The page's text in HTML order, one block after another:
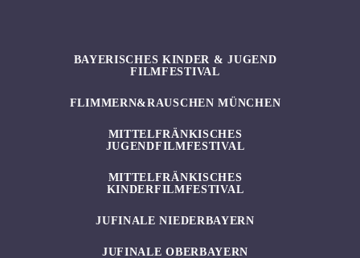
BAYERISCHES KINDER & JUGEND
FILMFESTIVAL
FLIMMERN&RAUSCHEN MÜNCHEN
MITTELFRÄNKISCHES
JUGENDFILMFESTIVAL
MITTELFRÄNKISCHES
KINDERFILMFESTIVAL
JUFINALE NIEDERBAYERN
JUFINALE OBERBAYERN